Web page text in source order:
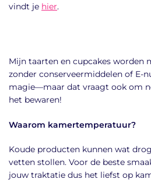
vindt je hier.
Mijn taarten en cupcakes worden
zonder conserveermiddelen of E-
magie—maar dat vraagt ook om
het bewaren!
Waarom kamertemperatuur?
Koude producten kunnen wat
vetten stollen. Voor de beste
jouw traktatie dus het liefst op